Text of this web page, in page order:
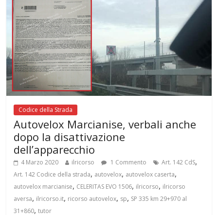
Codice della Strada
Autovelox Marcianise, verbali anche
dopo la disattivazione
dell’apparecchio
4 Marzo 2020 ilricorso 1 Commento Art. 142 CdS,
Art. 142 Codice della strada, autovelox, autovelox caserta,
autovelox marcianise, CELERITAS EVO 1506, ilricorso, ilricorso
aversa, ilricorso.it, ricorso autovelox, sp, SP 335 km 29+970 al
31+860,tutor